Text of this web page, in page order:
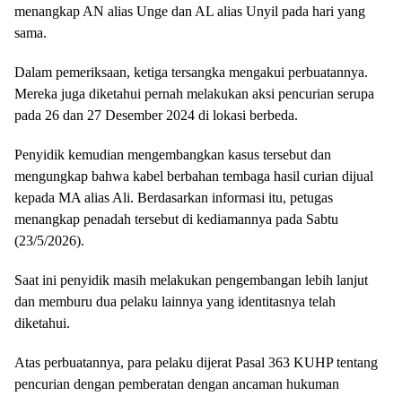
menangkap AN alias Unge dan AL alias Unyil pada hari yang
sama.
Dalam pemeriksaan, ketiga tersangka mengakui perbuatannya.
Mereka juga diketahui pernah melakukan aksi pencurian serupa
pada 26 dan 27 Desember 2024 di lokasi berbeda.
Penyidik kemudian mengembangkan kasus tersebut dan
mengungkap bahwa kabel berbahan tembaga hasil curian dijual
kepada MA alias Ali. Berdasarkan informasi itu, petugas
menangkap penadah tersebut di kediamannya pada Sabtu
(23/5/2026).
Saat ini penyidik masih melakukan pengembangan lebih lanjut
dan memburu dua pelaku lainnya yang identitasnya telah
diketahui.
Atas perbuatannya, para pelaku dijerat Pasal 363 KUHP tentang
pencurian dengan pemberatan dengan ancaman hukuman